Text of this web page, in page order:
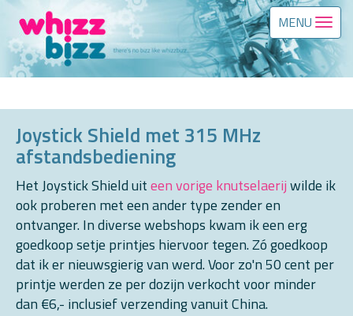
MENU
Joystick Shield met 315 MHz
afstandsbediening
Het Joystick Shield uiteen vorige knutselaerijwilde ik
ook proberen met een ander type zender en
ontvanger. In diverse webshops kwam ik een erg
goedkoop setje printjes hiervoor tegen. Zó goedkoop
dat ik er nieuwsgierig van werd. Voor zo'n 50 cent per
printje werden ze per dozijn verkocht voor minder
dan €6,- inclusief verzending vanuit China.